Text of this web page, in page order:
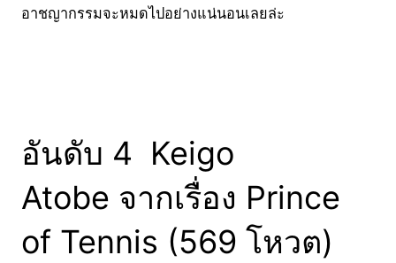
อาชญากรรมจะหมดไปอย่างแน่นอนเลยล่ะ
อันดับ 4 Keigo
Atobe จากเรื่อง Prince
of Tennis (569 โหวต)